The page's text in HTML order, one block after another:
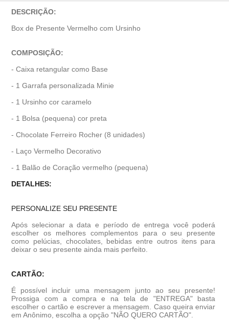
DESCRIÇÃO:
Box de Presente Vermelho com Ursinho
COMPOSIÇÃO:
- Caixa retangular como Base
- 1 Garrafa personalizada Minie
- 1 Ursinho cor caramelo
- 1 Bolsa (pequena) cor preta
- Chocolate Ferreiro Rocher (8 unidades)
- Laço Vermelho Decorativo
- 1 Balão de Coração vermelho (pequena)
DETALHES:
PERSONALIZE SEU PRESENTE
Após selecionar a data e período de entrega você poder
escolher os melhores complementos para o seu presente
como pelúcias, chocolates, bebidas entre outros itens para
deixar o seu presente ainda mais perfeito.
CARTÃO:
É possível incluir uma mensagem junto ao seu presente!
Prossiga com a compra e na tela de "ENTREGA" basta
escolher o cartão e escrever a mensagem. Caso queira enviar
em Anônimo, escolha a opção "NÃO QUERO CARTÃO".